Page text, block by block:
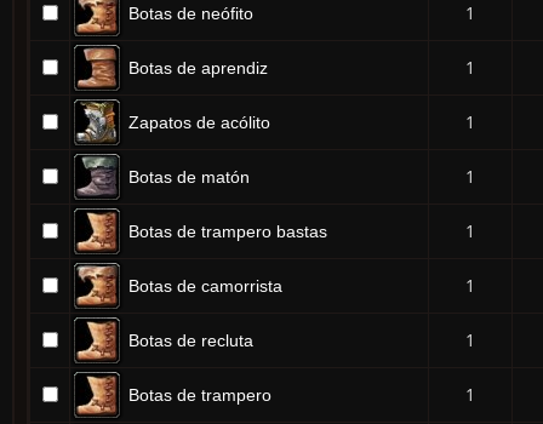
Botas de neófito 1
Botas de aprendiz 1
Zapatos de acólito 1
Botas de matón 1
Botas de trampero bastas 1
Botas de camorrista 1
Botas de recluta 1
Botas de trampero 1